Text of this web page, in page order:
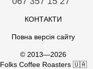
КОНТАКТИ
Повна версія сайту
© 2013—2026
Folks Coffee Roasters 🇺🇦